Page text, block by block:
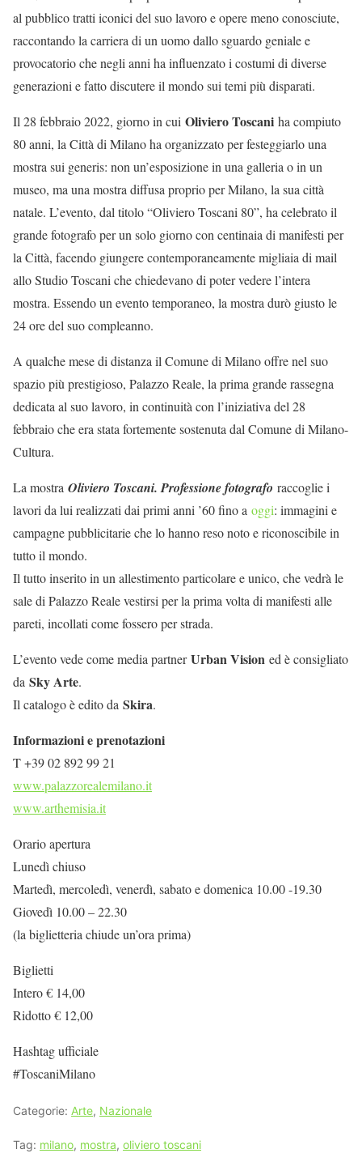
al pubblico tratti iconici del suo lavoro e opere meno conosciute,
raccontando la carriera di un uomo dallo sguardo geniale e
provocatorio che negli anni ha influenzato i costumi di diverse
generazioni e fatto discutere il mondo sui temi più disparati.
Il 28 febbraio 2022, giorno in cui Oliviero Toscani ha compiuto
80 anni, la Città di Milano ha organizzato per festeggiarlo una
mostra sui generis: non un’esposizione in una galleria o in un
museo, ma una mostra diffusa proprio per Milano, la sua città
natale. L’evento, dal titolo “Oliviero Toscani 80”, ha celebrato il
grande fotografo per un solo giorno con centinaia di manifesti per
la Città, facendo giungere contemporaneamente migliaia di mail
allo Studio Toscani che chiedevano di poter vedere l’intera
mostra. Essendo un evento temporaneo, la mostra durò giusto le
24 ore del suo compleanno.
A qualche mese di distanza il Comune di Milano offre nel suo
spazio più prestigioso, Palazzo Reale, la prima grande rassegna
dedicata al suo lavoro, in continuità con l’iniziativa del 28
febbraio che era stata fortemente sostenuta dal Comune di Milano-
Cultura.
La mostra Oliviero Toscani. Professione fotografo raccoglie i
lavori da lui realizzati dai primi anni ’60 fino a oggi: immagini e
campagne pubblicitarie che lo hanno reso noto e riconoscibile in
tutto il mondo.
Il tutto inserito in un allestimento particolare e unico, che vedrà le
sale di Palazzo Reale vestirsi per la prima volta di manifesti alle
pareti, incollati come fossero per strada.
L’evento vede come media partnerUrban Vision ed è consigliato
da Sky Arte.
Il catalogo è edito da Skira.
Informazioni e prenotazioni
T +39 02 892 99 21
www.palazzorealemilano.it
www.arthemisia.it
Orario apertura
Lunedì chiuso
Martedì, mercoledì, venerdì, sabato e domenica 10.00 -19.30
Giovedì 10.00 – 22.30
(la biglietteria chiude un’ora prima)
Biglietti
Intero € 14,00
Ridotto € 12,00
Hashtag ufficiale
#ToscaniMilano
Categorie: Arte, Nazionale
Tag: milano, mostra, oliviero toscani